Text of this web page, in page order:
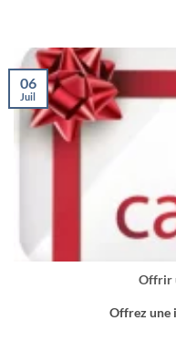
Offrir
Offrez une
06
Juil